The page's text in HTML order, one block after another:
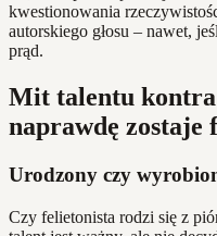
kwestionowania
autorskiego głosu – nawet,
prąd.
Mit talentu
naprawdę zostaje
Urodzony czy
Czy felietonista rodzi się z